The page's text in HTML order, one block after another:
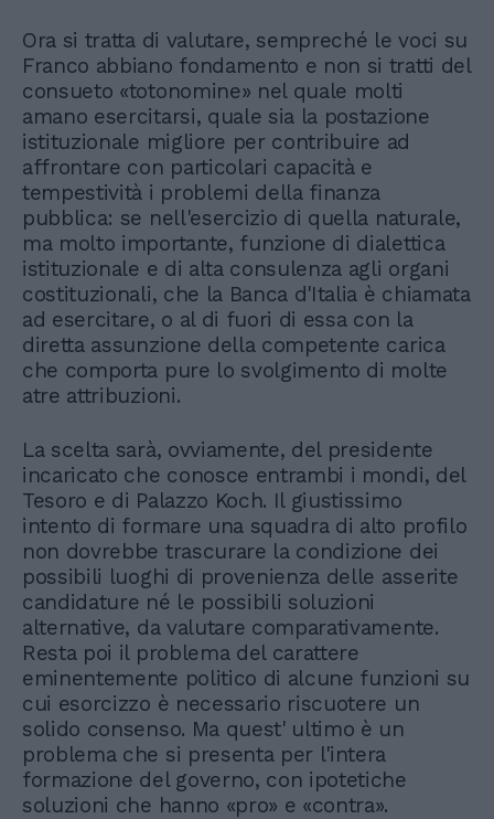
Ora si tratta di valutare, sempreché le voci su
Franco abbiano fondamento e non si tratti del
consueto «totonomine» nel quale molti
amano esercitarsi, quale sia la postazione
istituzionale migliore per contribuire ad
affrontare con particolari capacità e
tempestività i problemi della finanza
pubblica: se nell'esercizio di quella naturale,
ma molto importante, funzione di dialettica
istituzionale e di alta consulenza agli organi
costituzionali, che la Banca d'Italia è chiamata
ad esercitare, o al di fuori di essa con la
diretta assunzione della competente carica
che comporta pure lo svolgimento di molte
atre attribuzioni.
La scelta sarà, ovviamente, del presidente
incaricato che conosce entrambi i mondi, del
Tesoro e di Palazzo Koch. Il giustissimo
intento di formare una squadra di alto profilo
non dovrebbe trascurare la condizione dei
possibili luoghi di provenienza delle asserite
candidature né le possibili soluzioni
alternative, da valutare comparativamente.
Resta poi il problema del carattere
eminentemente politico di alcune funzioni su
cui esorcizzo è necessario riscuotere un
solido consenso. Ma quest' ultimo è un
problema che si presenta per l'intera
formazione del governo, con ipotetiche
soluzioni che hanno «pro» e «contra».